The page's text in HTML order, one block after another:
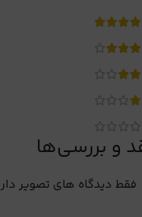
و بررسی‌ها
فقط دیدگاه های تصویر دار